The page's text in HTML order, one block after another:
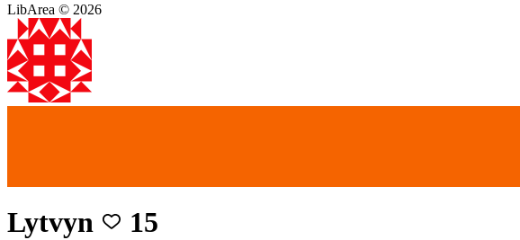
LibArea © 2026
Lytvyn 15